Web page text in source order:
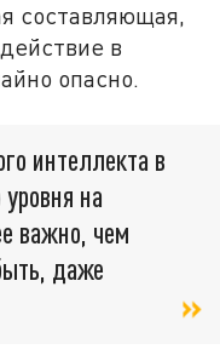
составляющая,
в
опасно.
интеллекта в
на
важно, чем
даже